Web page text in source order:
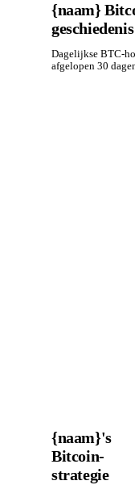
{naam}
geschiedenis
Dagelijkse BTC-
afgelopen 30
{naam}'s
Bitcoin-
strategie